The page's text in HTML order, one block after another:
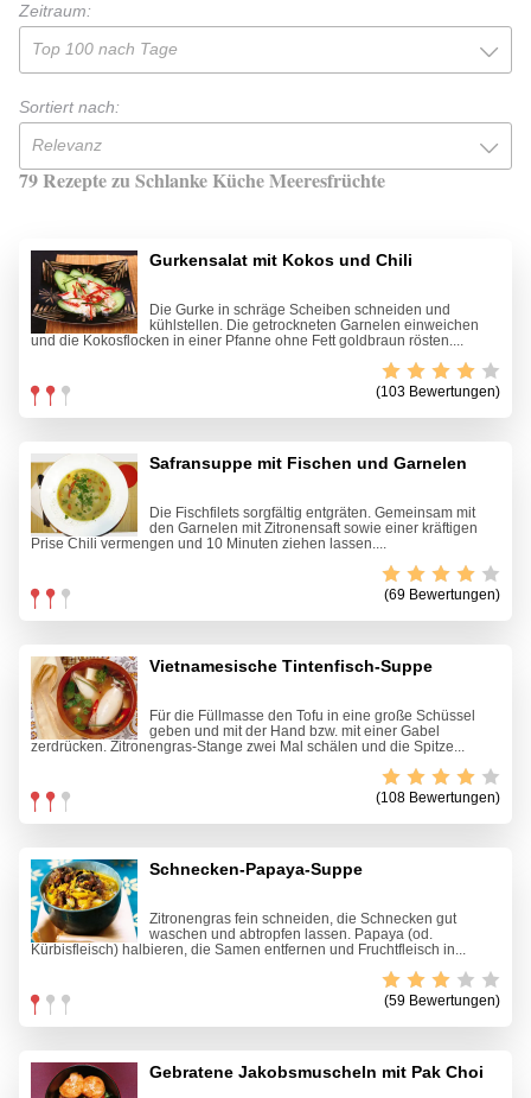
Zeitraum:
Top 100 nach Tage
Sortiert nach:
Relevanz
79 Rezepte zu Schlanke Küche Meeresfrüchte
Gurkensalat mit Kokos und Chili
Die Gurke in schräge Scheiben schneiden und
kühlstellen. Die getrockneten Garnelen einweichen
und die Kokosflocken in einer Pfanne ohne Fett goldbraun rösten....
(103 Bewertungen)
Safransuppe mit Fischen und Garnelen
Die Fischfilets sorgfältig entgräten. Gemeinsam mit
den Garnelen mit Zitronensaft sowie einer kräftigen
Prise Chili vermengen und 10 Minuten ziehen lassen....
(69 Bewertungen)
Vietnamesische Tintenfisch-Suppe
Für die Füllmasse den Tofu in eine große Schüssel
geben und mit der Hand bzw. mit einer Gabel
zerdrücken. Zitronengras-Stange zwei Mal schälen und die Spitze...
(108 Bewertungen)
Schnecken-Papaya-Suppe
Zitronengras fein schneiden, die Schnecken gut
waschen und abtropfen lassen. Papaya (od.
Kürbisfleisch) halbieren, die Samen entfernen und Fruchtfleisch in...
(59 Bewertungen)
Gebratene Jakobsmuscheln mit Pak Choi